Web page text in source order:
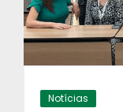
Notícias